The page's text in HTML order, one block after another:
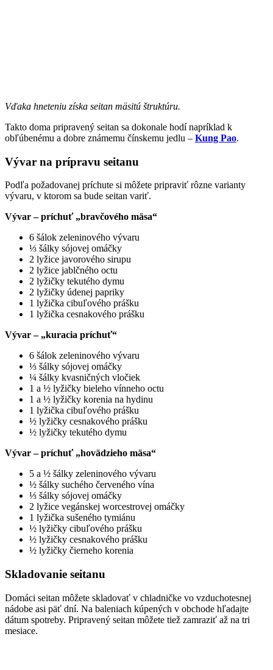
Vďaka hneteniu získa seitan mäsitú štruktúru.
Takto doma pripravený seitan sa dokonale hodí napríklad k
obľúbenému a dobre známemu čínskemu jedlu – Kung Pao.
Vývar na prípravu seitanu
Podľa požadovanej príchute si môžete pripraviť rôzne varianty
vývaru, v ktorom sa bude seitan variť.
Vývar – príchuť „bravčového mäsa“
6 šálok zeleninového vývaru
⅓ šálky sójovej omáčky
2 lyžice javorového sirupu
2 lyžice jablčného octu
2 lyžičky tekutého dymu
2 lyžičky údenej papriky
1 lyžička cibuľového prášku
1 lyžička cesnakového prášku
Vývar – „kuracia príchuť“
6 šálok zeleninového vývaru
⅓ šálky sójovej omáčky
¼ šálky kvasničných vločiek
1 a ½ lyžičky bieleho vínneho octu
1 a ½ lyžičky korenia na hydinu
1 lyžička cibuľového prášku
½ lyžičky cesnakového prášku
½ lyžičky tekutého dymu
Vývar – príchuť „hovädzieho mäsa“
5 a ½ šálky zeleninového vývaru
½ šálky suchého červeného vína
⅓ šálky sójovej omáčky
2 lyžice vegánskej worcestrovej omáčky
1 lyžička sušeného tymiánu
½ lyžičky cibuľového prášku
½ lyžičky cesnakového prášku
½ lyžičky čierneho korenia
Skladovanie seitanu
Domáci seitan môžete skladovať v chladničke vo vzduchotesnej
nádobe asi päť dní. Na baleniach kúpených v obchode hľadajte
dátum spotreby. Pripravený seitan môžete tiež zamraziť až na tri
mesiace.